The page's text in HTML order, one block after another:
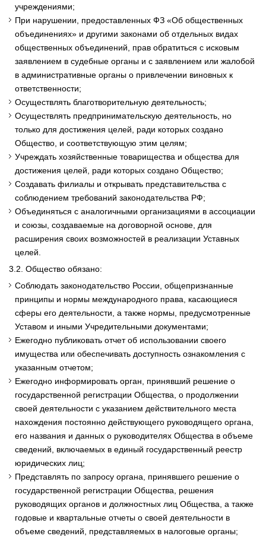
учреждениями;
При нарушении, предоставленных ФЗ «Об общественных
объединениях» и другими законами об отдельных видах
общественных объединений, прав обратиться с исковым
заявлением в судебные органы и с заявлением или жалобой
в административные органы о привлечении виновных к
ответственности;
Осуществлять благотворительную деятельность;
Осуществлять предпринимательскую деятельность, но
только для достижения целей, ради которых создано
Общество, и соответствующую этим целям;
Учреждать хозяйственные товарищества и общества для
достижения целей, ради которых создано Общество;
Создавать филиалы и открывать представительства с
соблюдением требований законодательства РФ;
Объединяться с аналогичными организациями в ассоциации
и союзы, создаваемые на договорной основе, для
расширения своих возможностей в реализации Уставных
целей.
3.2. Общество обязано:
Соблюдать законодательство России, общепризнанные
принципы и нормы международного права, касающиеся
сферы его деятельности, а также нормы, предусмотренные
Уставом и иными Учредительными документами;
Ежегодно публиковать отчет об использовании своего
имущества или обеспечивать доступность ознакомления с
указанным отчетом;
Ежегодно информировать орган, принявший решение о
государственной регистрации Общества, о продолжении
своей деятельности с указанием действительного места
нахождения постоянно действующего руководящего органа,
его названия и данных о руководителях Общества в объеме
сведений, включаемых в единый государственный реестр
юридических лиц;
Представлять по запросу органа, принявшего решение о
государственной регистрации Общества, решения
руководящих органов и должностных лиц Общества, а также
годовые и квартальные отчеты о своей деятельности в
объеме сведений, представляемых в налоговые органы;